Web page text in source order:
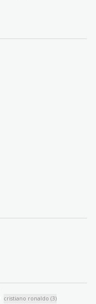
cristiano ronaldo (3)